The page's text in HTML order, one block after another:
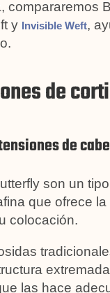
compararemos
y Invisible Weft,
de
de
son un
que ofrece
colocación.
las hace